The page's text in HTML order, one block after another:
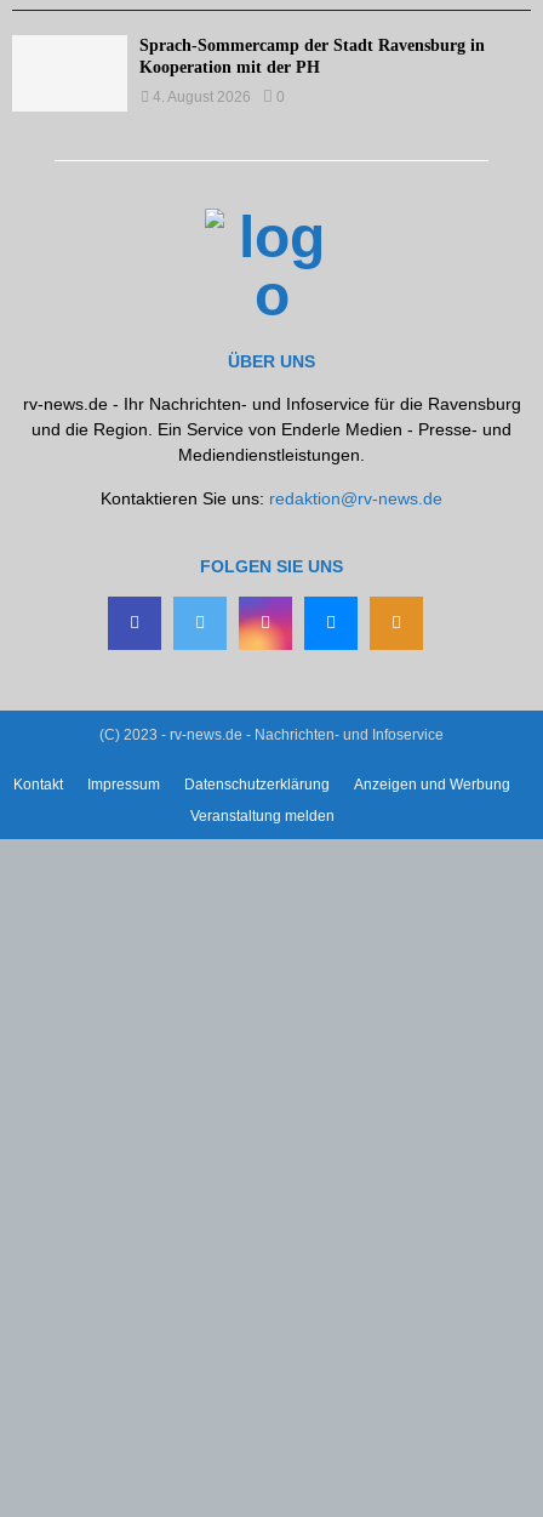
Sprach-Sommercamp der Stadt Ravensburg in
Kooperation mit der PH
4. August 2026 0
ÜBER UNS
rv-news.de - Ihr Nachrichten- und Infoservice für die Ravensburg
und die Region. Ein Service von Enderle Medien - Presse- und
Mediendienstleistungen.
Kontaktieren Sie uns: redaktion@rv-news.de
FOLGEN SIE UNS
(C) 2023 - rv-news.de - Nachrichten- und Infoservice
Kontakt Impressum Datenschutzerklärung
Anzeigen und Werbung
Veranstaltung melden